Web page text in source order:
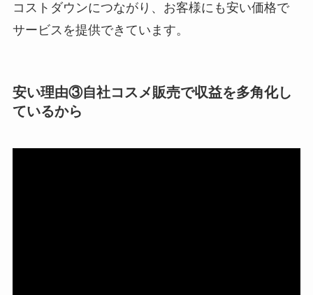
コストダウンにつながり、お客様にも安い価格で
サービスを提供できています。
安い理由③自社コスメ販売で収益を多角化し
ているから